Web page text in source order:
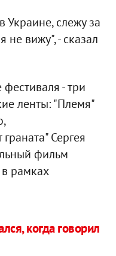
слежу за
вижу", - сказал
- три
ленты: "Племя"
Сергея
фильм
рамках
когда говорил